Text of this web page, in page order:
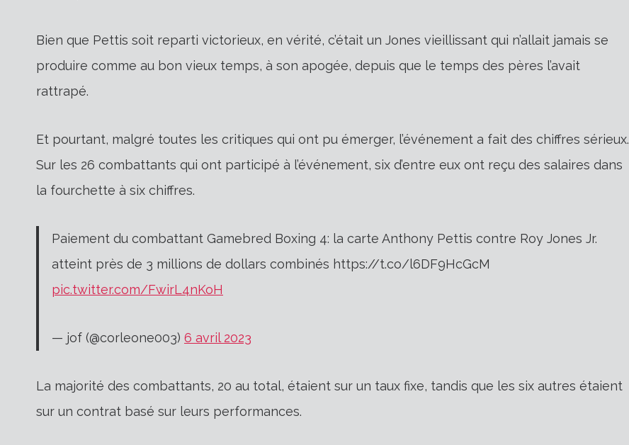
Bien que Pettis soit reparti victorieux, en vérité, c’était un Jones vieillissant qui n’allait jamais se
produire comme au bon vieux temps, à son apogée, depuis que le temps des pères l’avait
rattrapé.
Et pourtant, malgré toutes les critiques qui ont pu émerger, l’événement a fait des chiffres sérieux.
Sur les 26 combattants qui ont participé à l’événement, six d’entre eux ont reçu des salaires dans
la fourchette à six chiffres.
Paiement du combattant Gamebred Boxing 4: la carte Anthony Pettis contre Roy Jones Jr.
atteint près de 3 millions de dollars combinés https://t.co/l6DF9HcGcM
pic.twitter.com/FwirL4nKoH
— jof (@corleone003) 6 avril 2023
La majorité des combattants, 20 au total, étaient sur un taux fixe, tandis que les six autres étaient
sur un contrat basé sur leurs performances.